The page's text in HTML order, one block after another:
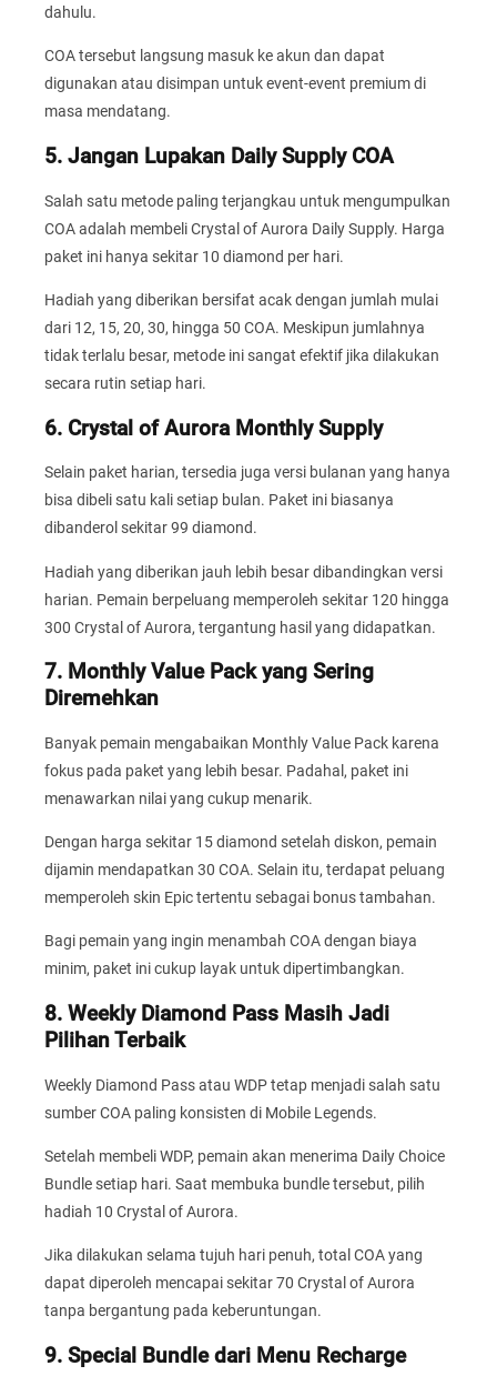
dahulu.
COA tersebut langsung masuk ke akun dan dapat
digunakan atau disimpan untuk event-event premium di
masa mendatang.
5. Jangan Lupakan Daily Supply COA
Salah satu metode paling terjangkau untuk mengumpulkan
COA adalah membeli Crystal of Aurora Daily Supply. Harga
paket ini hanya sekitar 10 diamond per hari.
Hadiah yang diberikan bersifat acak dengan jumlah mulai
dari 12, 15, 20, 30, hingga 50 COA. Meskipun jumlahnya
tidak terlalu besar, metode ini sangat efektif jika dilakukan
secara rutin setiap hari.
6. Crystal of Aurora Monthly Supply
Selain paket harian, tersedia juga versi bulanan yang hanya
bisa dibeli satu kali setiap bulan. Paket ini biasanya
dibanderol sekitar 99 diamond.
Hadiah yang diberikan jauh lebih besar dibandingkan versi
harian. Pemain berpeluang memperoleh sekitar 120 hingga
300 Crystal of Aurora, tergantung hasil yang didapatkan.
7. Monthly Value Pack yang Sering
Diremehkan
Banyak pemain mengabaikan Monthly Value Pack karena
fokus pada paket yang lebih besar. Padahal, paket ini
menawarkan nilai yang cukup menarik.
Dengan harga sekitar 15 diamond setelah diskon, pemain
dijamin mendapatkan 30 COA. Selain itu, terdapat peluang
memperoleh skin Epic tertentu sebagai bonus tambahan.
Bagi pemain yang ingin menambah COA dengan biaya
minim, paket ini cukup layak untuk dipertimbangkan.
8. Weekly Diamond Pass Masih Jadi
Pilihan Terbaik
Weekly Diamond Pass atau WDP tetap menjadi salah satu
sumber COA paling konsisten di Mobile Legends.
Setelah membeli WDP, pemain akan menerima Daily Choice
Bundle setiap hari. Saat membuka bundle tersebut, pilih
hadiah 10 Crystal of Aurora.
Jika dilakukan selama tujuh hari penuh, total COA yang
dapat diperoleh mencapai sekitar 70 Crystal of Aurora
tanpa bergantung pada keberuntungan.
9. Special Bundle dari Menu Recharge